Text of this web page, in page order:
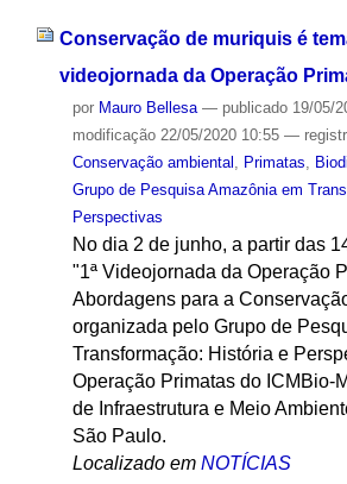
Conservação de muriquis é
videojornada da Operação
por Mauro Bellesa — publicado19/05/
modificação22/05/2020 10:55 —
Conservação ambiental , Primatas,
Grupo de Pesquisa Amazônia em
Perspectivas
No dia 2 de junho, a partir das
"1ª Videojornada da Operação
Abordagens para a
organizada pelo Grupo de
Transformação: História e
Operação Primatas do ICMBio-
de Infraestrutura e Meio
São Paulo.
Localizado em NOTÍCIAS